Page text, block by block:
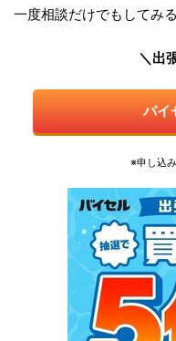
一度相談だけでもしてみ
＼出
バイ
※申し込